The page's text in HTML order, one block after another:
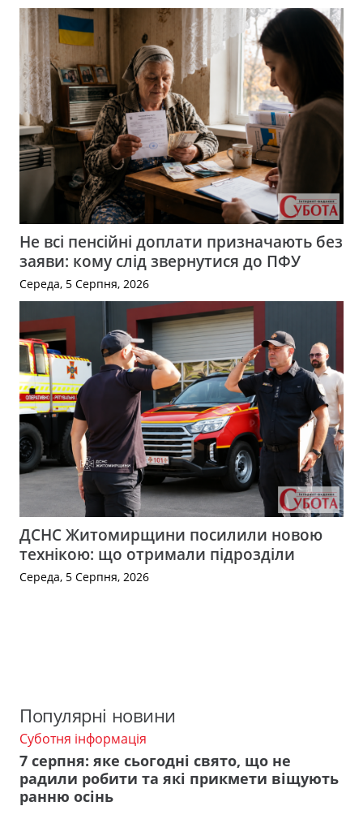
Не всі пенсійні доплати призначають без
заяви: кому слід звернутися до ПФУ
Середа, 5 Серпня, 2026
ДСНС Житомирщини посилили новою
технікою: що отримали підрозділи
Середа, 5 Серпня, 2026
Популярні новини
Суботня інформація
7 серпня: яке сьогодні свято, що не
радили робити та які прикмети віщують
ранню осінь